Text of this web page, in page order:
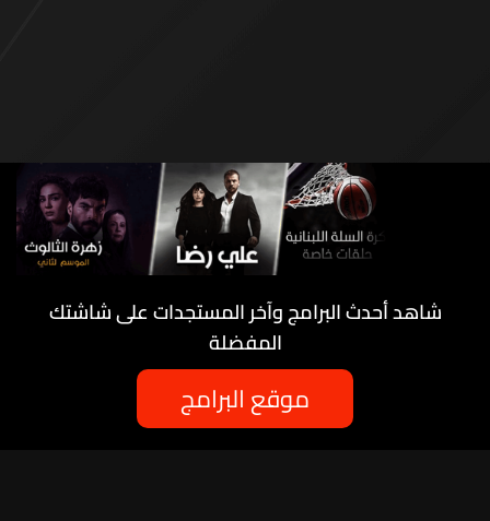
شاهد أحدث البرامج وآخر المستجدات على شاشتك
المفضلة
موقع البرامج